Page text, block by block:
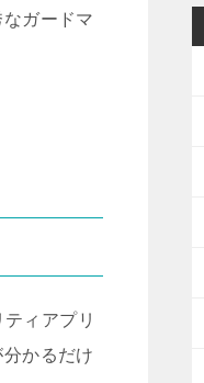
ガードマ
ィアプリ
かるだけ